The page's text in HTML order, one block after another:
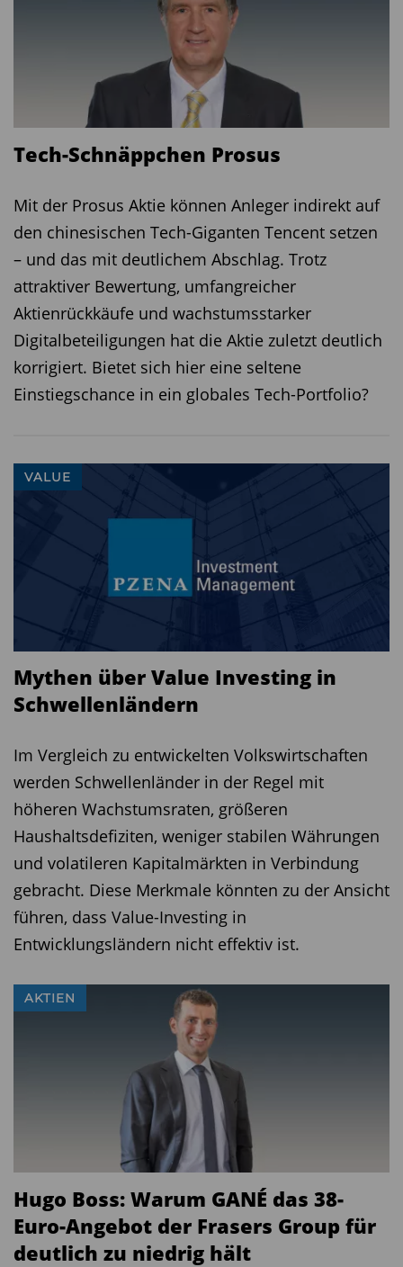
Tech-Schnäppchen Prosus
Mit der Prosus Aktie können Anleger indirekt auf
den chinesischen Tech-Giganten Tencent setzen
– und das mit deutlichem Abschlag. Trotz
attraktiver Bewertung, umfangreicher
Aktienrückkäufe und wachstumsstarker
Digitalbeteiligungen hat die Aktie zuletzt deutlich
korrigiert. Bietet sich hier eine seltene
Einstiegschance in ein globales Tech-Portfolio?
VALUE
Mythen über Value Investing in
Schwellenländern
Im Vergleich zu entwickelten Volkswirtschaften
werden Schwellenländer in der Regel mit
höheren Wachstumsraten, größeren
Haushaltsdefiziten, weniger stabilen Währungen
und volatileren Kapitalmärkten in Verbindung
gebracht. Diese Merkmale könnten zu der Ansicht
führen, dass Value-Investing in
Entwicklungsländern nicht effektiv ist.
AKTIEN
Hugo Boss: Warum GANÉ das 38-
Euro-Angebot der Frasers Group für
deutlich zu niedrig hält